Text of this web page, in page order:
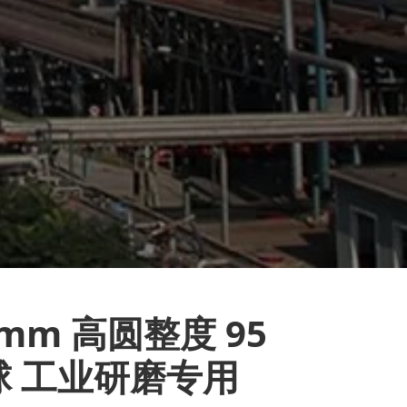
高圆整度 95
工业研磨专用